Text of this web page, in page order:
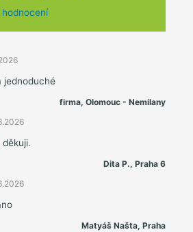
hodnocení
jednoduché
firma, Olomouc - Nemilany
Dita P., Praha 6
Matyáš Našta, Praha